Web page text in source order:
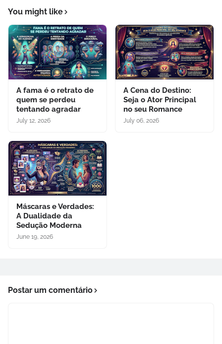
You might like
A fama é o retrato de
quem se perdeu
tentando agradar
July 12, 2026
A Cena do Destino:
Seja o Ator Principal
no seu Romance
July 06, 2026
Máscaras e Verdades:
A Dualidade da
Sedução Moderna
June 19, 2026
Postar um comentário